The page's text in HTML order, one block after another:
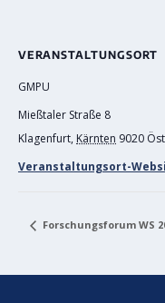
VERANSTALTUNGSORT
GMPU
Mießtaler Straße 8
Klagenfurt, Kärnten 9020
Veranstaltungsort-
Forschungsforum WS